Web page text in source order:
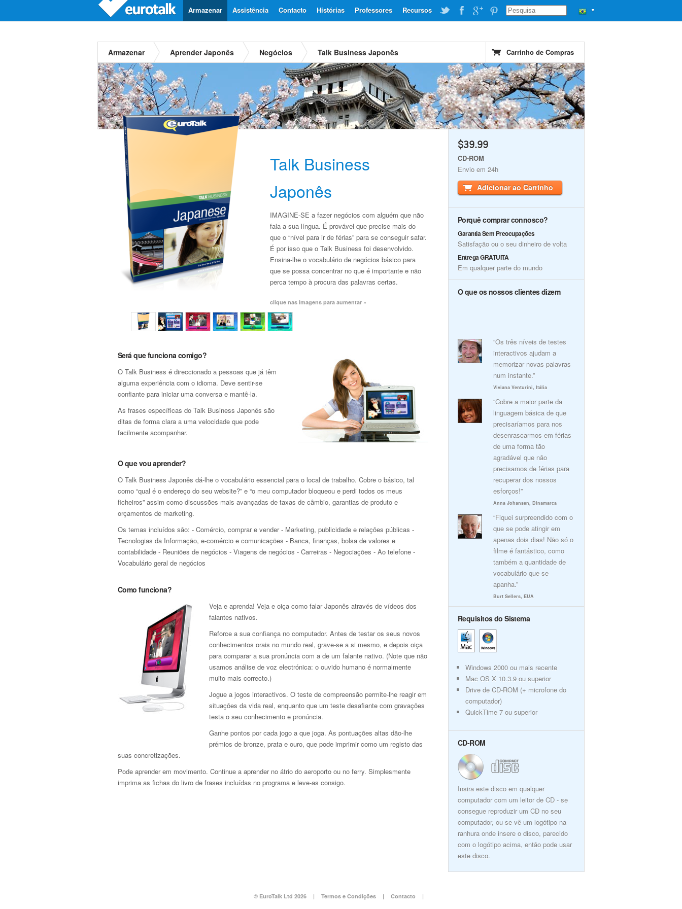
▼
Recursos
Professores
Histórias
Contacto
Assistência
Armazenar
Armazenar Aprender Japonês Negócios Talk Business Japonês Carrinho de Compras
Talk Business
Japonês
IMAGINE-SE a fazer negócios com alguém que não
fala a sua língua. É provável que precise mais do
que o “nível para ir de férias” para se conseguir safar.
É por isso que o Talk Business foi desenvolvido.
Ensina-lhe o vocabulário de negócios básico para
que se possa concentrar no que é importante e não
perca tempo à procura das palavras certas.
clique nas imagens para aumentar »
Será que funciona comigo?
O Talk Business é direccionado a pessoas que já têm
alguma experiência com o idioma. Deve sentir-se
confiante para iniciar uma conversa e mantê-la.
As frases específicas do Talk Business Japonês são
ditas de forma clara a uma velocidade que pode
facilmente acompanhar.
O que vou aprender?
O Talk Business Japonês dá-lhe o vocabulário essencial para o local de trabalho. Cobre o básico, tal
como “qual é o endereço do seu website?” e “o meu computador bloqueou e perdi todos os meus
ficheiros” assim como discussões mais avançadas de taxas de câmbio, garantias de produto e
orçamentos de marketing.
Os temas incluídos são: - Comércio, comprar e vender - Marketing, publicidade e relações públicas -
Tecnologias da Informação, e-comércio e comunicações - Banca, finanças, bolsa de valores e
contabilidade - Reuniões de negócios - Viagens de negócios - Carreiras - Negociações - Ao telefone -
Vocabulário geral de negócios
Como funciona?
Veja e aprenda! Veja e oiça como falar Japonês através de vídeos dos
falantes nativos.
Reforce a sua confiança no computador. Antes de testar os seus novos
conhecimentos orais no mundo real, grave-se a si mesmo, e depois oiça
para comparar a sua pronúncia com a de um falante nativo. (Note que não
usamos análise de voz electrónica: o ouvido humano é normalmente
muito mais correcto.)
Jogue a jogos interactivos. O teste de compreensão permite-lhe reagir em
situações da vida real, enquanto que um teste desafiante com gravações
testa o seu conhecimento e pronúncia.
Ganhe pontos por cada jogo a que joga. As pontuações altas dão-lhe
prémios de bronze, prata e ouro, que pode imprimir como um registo das
suas concretizações.
Pode aprender em movimento. Continue a aprender no átrio do aeroporto ou no ferry. Simplesmente
imprima as fichas do livro de frases incluídas no programa e leve-as consigo.
$39.99
CD-ROM
Envio em 24h
Adicionar ao Carrinho
Porquê comprar connosco?
Garantia Sem Preocupações
Satisfação ou o seu dinheiro de volta
Entrega GRATUITA
Em qualquer parte do mundo
O que os nossos clientes dizem
“Os três níveis de testes
interactivos ajudam a
memorizar novas palavras
num instante.”
Viviana Venturini, Itália
“Cobre a maior parte da
linguagem básica de que
precisaríamos para nos
desenrascarmos em férias
de uma forma tão
agradável que não
precisamos de férias para
recuperar dos nossos
esforços!”
Anna Johansen, Dinamarca
“Fiquei surpreendido com o
que se pode atingir em
apenas dois dias! Não só o
filme é fantástico, como
também a quantidade de
vocabulário que se
apanha.”
Burt Sellers, EUA
Requisitos do Sistema
Windows 2000 ou mais recente
Mac OS X 10.3.9 ou superior
Drive de CD-ROM (+ microfone do
computador)
QuickTime 7 ou superior
CD-ROM
Insira este disco em qualquer
computador com um leitor de CD - se
consegue reproduzir um CD no seu
computador, ou se vê um logótipo na
ranhura onde insere o disco, parecido
com o logótipo acima, então pode usar
este disco.
© EuroTalk Ltd 2026 | Termos e Condições | Contacto |